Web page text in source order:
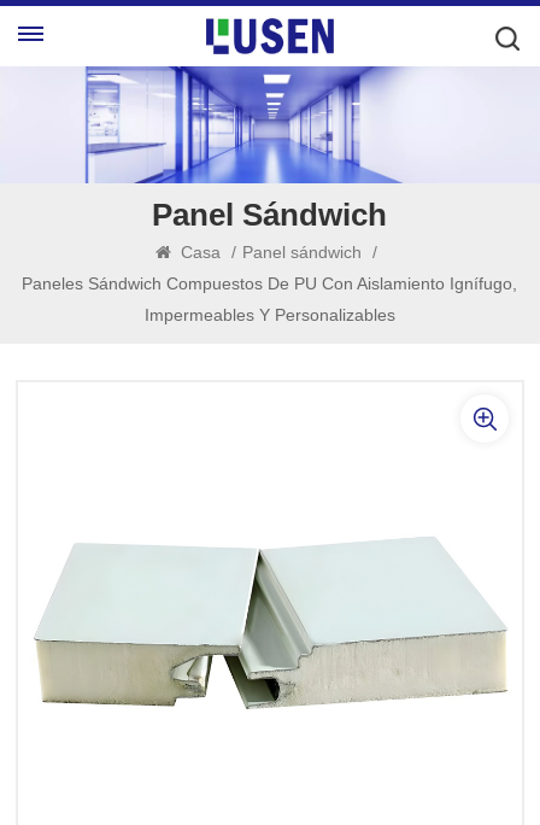
Panel Sándwich
Casa / Panel sándwich
/
Paneles Sándwich Compuestos De PU Con Aislamiento Ignífugo,
Impermeables Y Personalizables